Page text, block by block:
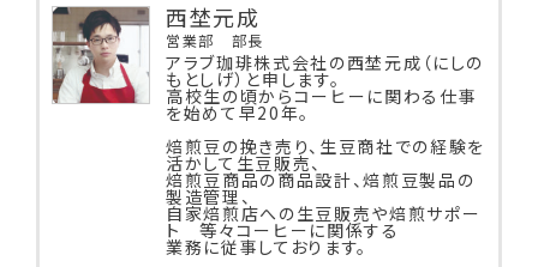
西埜元成
営業部 部長
アラブ珈琲株式会社の西埜元成（にしの
もとしげ）と申します。
高校生の頃からコーヒーに関わる仕事
を始めて早20年。
焙煎豆の挽き売り、生豆商社での経験を
活かして生豆販売、
焙煎豆商品の商品設計、焙煎豆製品の
製造管理、
自家焙煎店への生豆販売や焙煎サポー
ト 等々コーヒーに関係する
業務に従事しております。